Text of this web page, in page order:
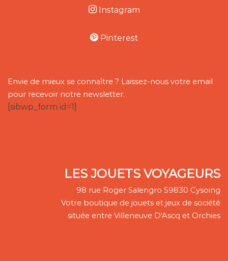
Instagram
Pinterest
Envie de mieux se connaître ? Laissez-nous votre email
pour recevoir notre newsletter.
[sibwp_form id=1]
LES JOUETS VOYAGEURS
98 rue Roger Salengro 59830 Cysoing
Votre boutique de jouets et jeux de société
située entre Villeneuve D'Ascq et Orchies